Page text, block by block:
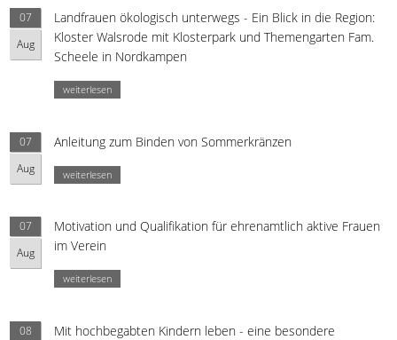
07
Aug
Landfrauen ökologisch unterwegs - Ein Blick in die Region:
Kloster Walsrode mit Klosterpark und Themengarten Fam.
Scheele in Nordkampen
weiterlesen
07
Aug
Anleitung zum Binden von Sommerkränzen
weiterlesen
07
Aug
Motivation und Qualifikation für ehrenamtlich aktive Frauen
im Verein
weiterlesen
08
Mit hochbegabten Kindern leben - eine besondere